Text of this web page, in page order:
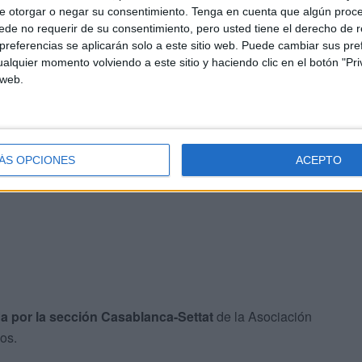
otorgar o negar su consentimiento. Tenga en cuenta que algún
no requerir de su consentimiento, pero usted tiene el derecho de
se aplicarán solo a este sitio web. Puede cambiar sus
momento volviendo a este sitio y haciendo clic en el botón
OPCIONES ACEPTO
2023a raíz de una denuncia presentada por la
Fondos Públicosante las sospechas de
una localidad situada en el centro de
en 2023. Ahora ha sido declaradoculpable de
fondos públicos, abuso de poder,
y oficiales.
por la sección Casablanca-Settatde la Asociación